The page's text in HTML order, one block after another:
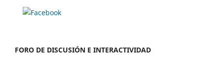
FORO DE DISCUSIÓN E INTERACTIVIDAD